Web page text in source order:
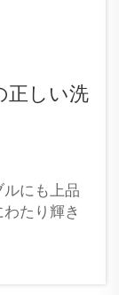
正しい洗
にも上品
たり輝き
です。
入れがいか
石製のト